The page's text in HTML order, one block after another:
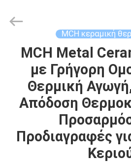
ΣΠΊΤΙ
ΠΡΟΪΌΝΤΑ
ΜΕ
ΕΜΆΣ
Reserved.
MCH κεραμική
MCH Metal
με Γρήγορη
Θερμική
Απόδοση
Προδιαγραφές